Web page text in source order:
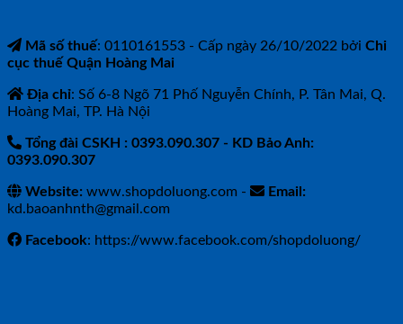
Mã số thuế: 0110161553 - Cấp ngày 26/10/2022 bởi Chi
cục thuế Quận Hoàng Mai
Địa chỉ: Số 6-8 Ngõ 71 Phố Nguyễn Chính, P. Tân Mai, Q.
Hoàng Mai, TP. Hà Nội
Tổng đài CSKH : 0393.090.307 - KD Bảo Anh:
0393.090.307
Website: www.shopdoluong.com -
Email:
kd.baoanhnth@gmail.com
Facebook: https://www.facebook.com/shopdoluong/